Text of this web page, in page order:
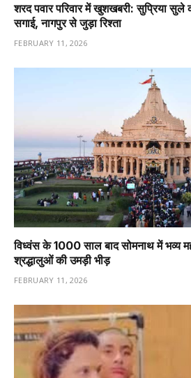
शरद पवार परिवार में खुशखबरी: सुप्रिया सुले
सगाई, नागपुर से जुड़ा रिश्ता
FEBRUARY 11, 2026
विध्वंस के 1000 साल बाद सोमनाथ में भव्य
श्रद्धालुओं की उमड़ी भीड़
FEBRUARY 11, 2026